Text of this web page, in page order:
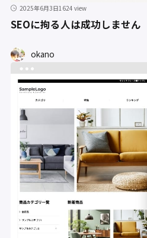
2025年6月3日1624 view
SEOに拘る人は成功しません
okano